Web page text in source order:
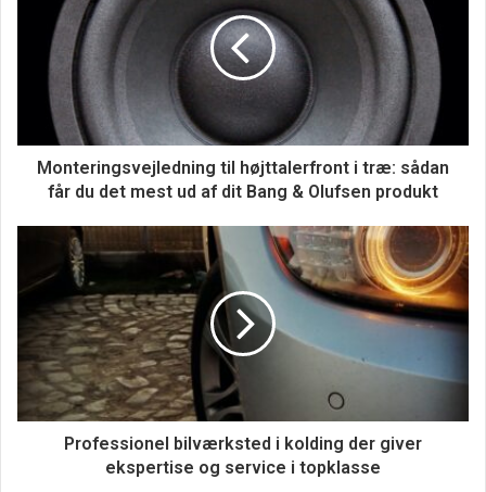
Kvalitet og sikkerhed i fokus
Med professionelle montører, der har mange års erfaring
inden for autoglas, kan du være sikker på, at din bil er i
gode hænder. De bruger kun godkendte OEM forruder af
Monteringsvejledning til højttalerfront i træ: sådan
får du det mest ud af dit Bang & Olufsen produkt
Professionel bilværksted i kolding der giver
ekspertise og service i topklasse